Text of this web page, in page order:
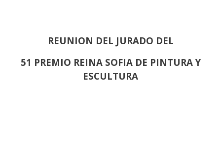
REUNION DEL JURADO DEL
51 PREMIO REINA SOFIA DE PINTURA Y
ESCULTURA